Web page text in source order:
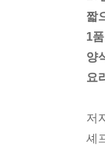
짧
1
양
요
저
셰